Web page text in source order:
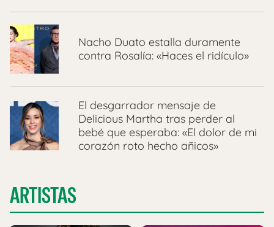
Nacho Duato estalla duramente
contra Rosalía: «Haces el ridículo»
El desgarrador mensaje de
Delicious Martha tras perder al
bebé que esperaba: «El dolor de mi
corazón roto hecho añicos»
ARTISTAS